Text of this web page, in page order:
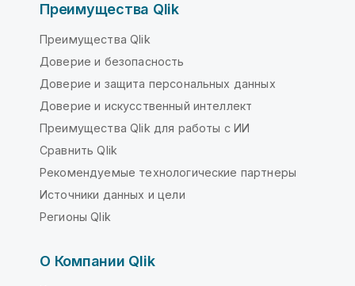
Преимущества Qlik
Преимущества Qlik
Доверие и безопасность
Доверие и защита персональных данных
Доверие и искусственный интеллект
Преимущества Qlik для работы с ИИ
Сравнить Qlik
Рекомендуемые технологические партнеры
Источники данных и цели
Регионы Qlik
О Компании Qlik